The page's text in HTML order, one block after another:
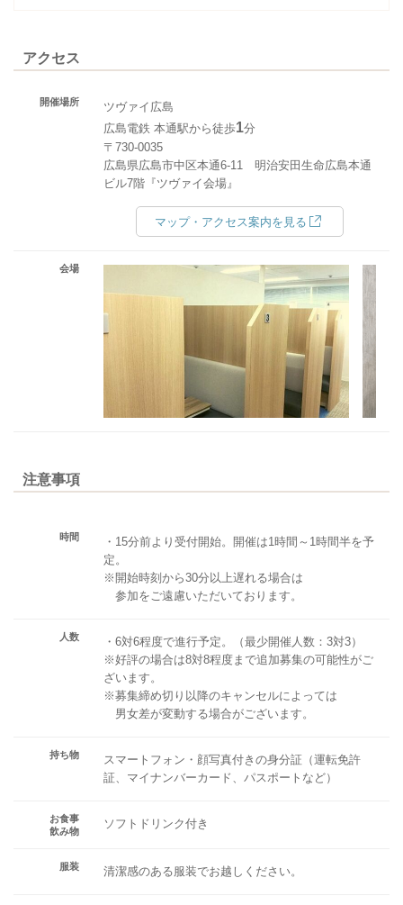
アクセス
開催場所
ツヴァイ広島
広島電鉄 本通駅から徒歩1分
〒730-0035
広島県広島市中区本通6-11 明治安田生命広島本通
ビル7階『ツヴァイ会場』
マップ・アクセス案内を見る
会場
注意事項
時間
・15分前より受付開始。開催は1時間～1時間半を予
定。
※開始時刻から30分以上遅れる場合は
参加をご遠慮いただいております。
人数
・6対6程度で進行予定。（最少開催人数：3対3）
※好評の場合は8対8程度まで追加募集の可能性がご
ざいます。
※募集締め切り以降のキャンセルによっては
男女差が変動する場合がございます。
持ち物
スマートフォン・顔写真付きの身分証（運転免許
証、マイナンバーカード、パスポートなど）
お食事
飲み物
ソフトドリンク付き
服装 清潔感のある服装でお越しください。